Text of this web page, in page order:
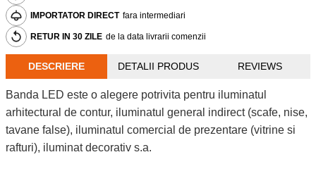
IMPORTATOR DIRECT fara intermediari
RETUR IN 30 ZILE de la data livrarii comenzii
DESCRIERE DETALII PRODUS REVIEWS
Banda LED este o alegere potrivita pentru iluminatul
arhitectural de contur, iluminatul general indirect (scafe, nise,
tavane false), iluminatul comercial de prezentare (vitrine si
rafturi), iluminat decorativ s.a.